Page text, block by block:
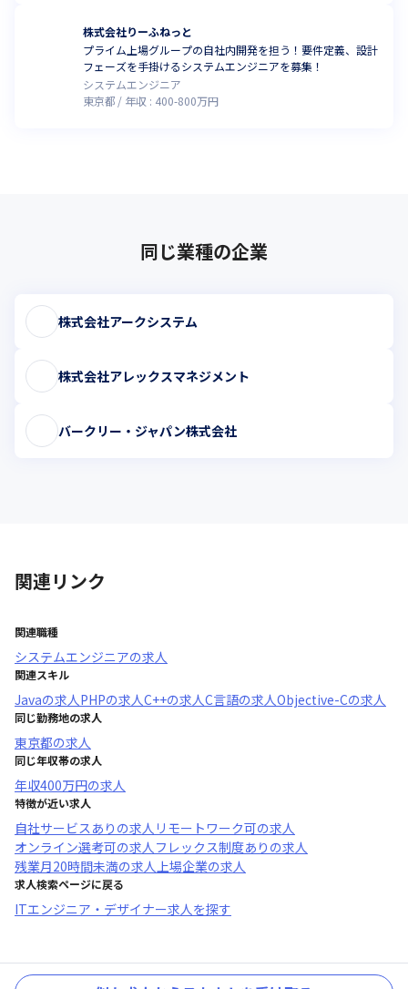
株式会社りーふねっと
プライム上場グループの自社内開発を担う！要件定義、設計
フェーズを手掛けるシステムエンジニアを募集！
システムエンジニア
東京都
年収 : 400-800万円
同じ業種の企業
株式会社アークシステム
株式会社アレックスマネジメント
バークリー・ジャパン株式会社
関連リンク
関連職種
システムエンジニアの求人
関連スキル
Javaの求人PHPの求人C++の求人C言語の求人Objective-Cの求人
同じ勤務地の求人
東京都の求人
同じ年収帯の求人
年収400万円の求人
特徴が近い求人
自社サービスあり の求人 リモートワーク可の求人
オンライン選考可の求人フレックス制度あり の求人
残業月20時間未満の求人上場企業の求人
求人検索ページに戻る
ITエンジニア・デザイナー求人を探す